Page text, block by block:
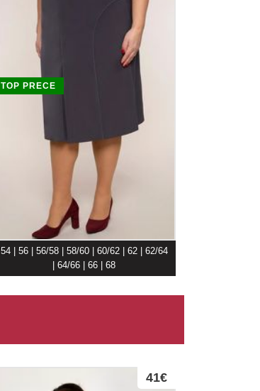
TOP PRECE
54 | 56 | 56/58 | 58/60 | 60/62 | 62 | 62/64
| 64/66 | 66 | 68
41€